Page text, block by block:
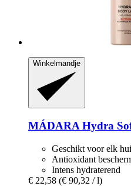
Winkelmandje
MÁDARA Hydra
Geschikt voor elk
Antioxidant
Intens hydraterend
€ 22,58 (€ 90,32 / l)